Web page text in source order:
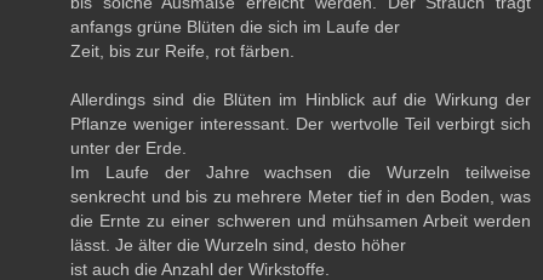
anfangs grüne Blüten die sich im Laufe der
Zeit, bis zur Reife, rot färben.
Allerdings sind die Blüten im Hinblick auf die Wirkung der
Pflanze weniger interessant. Der wertvolle Teil verbirgt sich
unter der Erde.
Im Laufe der Jahre wachsen die Wurzeln teilweise
senkrecht und bis zu mehrere Meter tief in den Boden, was
die Ernte zu einer schweren und mühsamen Arbeit werden
lässt. Je älter die Wurzeln sind, desto höher
ist auch die Anzahl der Wirkstoffe.